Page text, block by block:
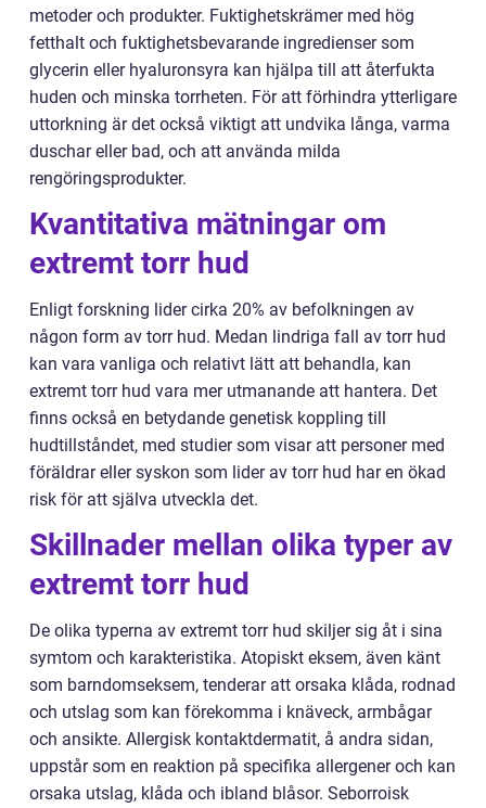
metoder och produkter. Fuktighetskrämer med hög
fetthalt och fuktighetsbevarande ingredienser som
glycerin eller hyaluronsyra kan hjälpa till att återfukta
huden och minska torrheten. För att förhindra ytterligare
uttorkning är det också viktigt att undvika långa, varma
duschar eller bad, och att använda milda
rengöringsprodukter.
Kvantitativa mätningar om
extremt torr hud
Enligt forskning lider cirka 20% av befolkningen av
någon form av torr hud. Medan lindriga fall av torr hud
kan vara vanliga och relativt lätt att behandla, kan
extremt torr hud vara mer utmanande att hantera. Det
finns också en betydande genetisk koppling till
hudtillståndet, med studier som visar att personer med
föräldrar eller syskon som lider av torr hud har en ökad
risk för att själva utveckla det.
Skillnader mellan olika typer av
extremt torr hud
De olika typerna av extremt torr hud skiljer sig åt i sina
symtom och karakteristika. Atopiskt eksem, även känt
som barndomseksem, tenderar att orsaka klåda, rodnad
och utslag som kan förekomma i knäveck, armbågar
och ansikte. Allergisk kontaktdermatit, å andra sidan,
uppstår som en reaktion på specifika allergener och kan
orsaka utslag, klåda och ibland blåsor. Seborroisk